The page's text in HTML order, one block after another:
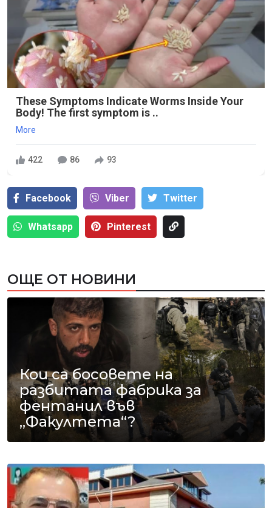
These Symptoms Indicate Worms Inside Your
Body! The first symptom is ..
More
422 86 93
Facebook Viber Тwitter
Whatsapp Pinterest
ОЩЕ ОТ НОВИНИ
Кои са босовете на
разбитата фабрика за
фентанил във
„Факултета“?